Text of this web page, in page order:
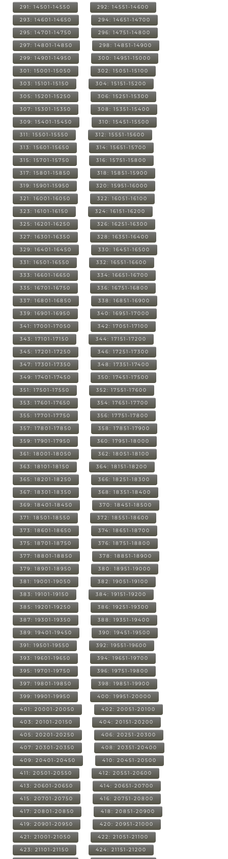
291: 14501-14550 292: 14551-14600
293: 14601-14650 294: 14651-14700
295: 14701-14750 296: 14751-14800
297: 14801-14850 298: 14851-14900
299: 14901-14950 300: 14951-15000
301: 15001-15050 302: 15051-15100
303: 15101-15150 304: 15151-15200
305: 15201-15250 306: 15251-15300
307: 15301-15350 308: 15351-15400
309: 15401-15450 310: 15451-15500
311: 15501-15550 312: 15551-15600
313: 15601-15650 314: 15651-15700
315: 15701-15750 316: 15751-15800
317: 15801-15850 318: 15851-15900
319: 15901-15950 320: 15951-16000
321: 16001-16050 322: 16051-16100
323: 16101-16150 324: 16151-16200
325: 16201-16250 326: 16251-16300
327: 16301-16350 328: 16351-16400
329: 16401-16450 330: 16451-16500
331: 16501-16550 332: 16551-16600
333: 16601-16650 334: 16651-16700
335: 16701-16750 336: 16751-16800
337: 16801-16850 338: 16851-16900
339: 16901-16950 340: 16951-17000
341: 17001-17050 342: 17051-17100
343: 17101-17150 344: 17151-17200
345: 17201-17250 346: 17251-17300
347: 17301-17350 348: 17351-17400
349: 17401-17450 350: 17451-17500
351: 17501-17550 352: 17551-17600
353: 17601-17650 354: 17651-17700
355: 17701-17750 356: 17751-17800
357: 17801-17850 358: 17851-17900
359: 17901-17950 360: 17951-18000
361: 18001-18050 362: 18051-18100
363: 18101-18150 364: 18151-18200
365: 18201-18250 366: 18251-18300
367: 18301-18350 368: 18351-18400
369: 18401-18450 370: 18451-18500
371: 18501-18550 372: 18551-18600
373: 18601-18650 374: 18651-18700
375: 18701-18750 376: 18751-18800
377: 18801-18850 378: 18851-18900
379: 18901-18950 380: 18951-19000
381: 19001-19050 382: 19051-19100
383: 19101-19150 384: 19151-19200
385: 19201-19250 386: 19251-19300
387: 19301-19350 388: 19351-19400
389: 19401-19450 390: 19451-19500
391: 19501-19550 392: 19551-19600
393: 19601-19650 394: 19651-19700
395: 19701-19750 396: 19751-19800
397: 19801-19850 398: 19851-19900
399: 19901-19950 400: 19951-20000
401: 20001-20050 402: 20051-20100
403: 20101-20150 404: 20151-20200
405: 20201-20250 406: 20251-20300
407: 20301-20350 408: 20351-20400
409: 20401-20450 410: 20451-20500
411: 20501-20550 412: 20551-20600
413: 20601-20650 414: 20651-20700
415: 20701-20750 416: 20751-20800
417: 20801-20850 418: 20851-20900
419: 20901-20950 420: 20951-21000
421: 21001-21050 422: 21051-21100
423: 21101-21150 424: 21151-21200